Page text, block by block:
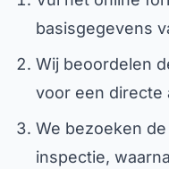
basisgegevens
Wij beoordelen
voor een directe
We bezoeken
inspectie,